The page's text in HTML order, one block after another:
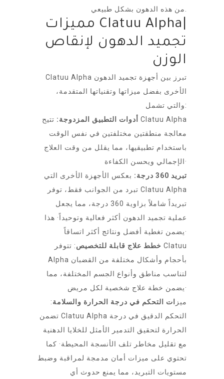
مميزات Clatuu Alpha|
تجميد الدهون لإنقاص
الوزن
Clatuu Alpha تبرز بين أجهزة تجميد الدهون
الأخرى بفضل ميزاتها وتقنياتها المتقدمة،
والتي تشمل:
أدوات التطبيق المزدوجة: تتيح Clatuu Alpha
معالجة منطقتين مختلفتين في نفس الوقت
باستخدام تطبيقيها، مما يقلل من وقت العلاج
الإجمالي ويحسن الكفاءة·
تبريد 360 درجة:
بعكس الأجهزة الأخرى التي
تبرد من الجوانب فقط، توفر Clatuu Alpha
تبريداً شاملاً بزاوية 360 درجة، مما يجعل
عملية تجميد الدهون أكثر فعالية وتوحيداً· هذا
يضمن تغطية أفضل ونتائج أكثر اتساقاً·
خطط علاج قابلة للتخصيص: تتوفر Clatuu
Alpha بأحجام وأشكال مختلفة من القضبان
لتناسب مناطق وأنواع الجسم المختلفة، مما
يضمن خطة علاج شخصية لكل مريض·
ميز
ات التحكم في درجة الحرارة والسلامة:
تضمن Clatuu Alpha التحكم الدقيق في درجة
الحرارة لتحقيق التدمير الأمثل للخلايا الدهنية
مع تقليل مخاطر تلف الأنسجة المحيطة· كما
تحتوي على ميزات أمان مدمجة لمراقبة وضبط
مستويات التبريد، مما يمنع حدوث أي